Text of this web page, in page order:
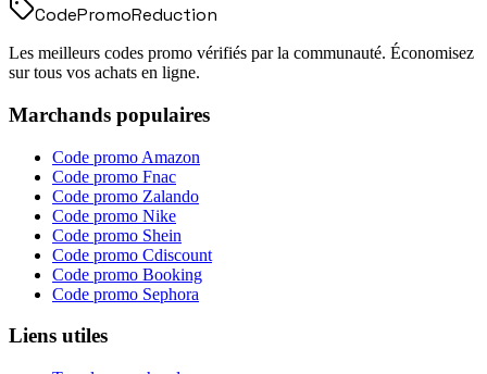
CodePromoReduction
Les meilleurs codes promo vérifiés par la communauté. Économisez
sur tous vos achats en ligne.
Marchands populaires
Code promo Amazon
Code promo Fnac
Code promo Zalando
Code promo Nike
Code promo Shein
Code promo Cdiscount
Code promo Booking
Code promo Sephora
Liens utiles